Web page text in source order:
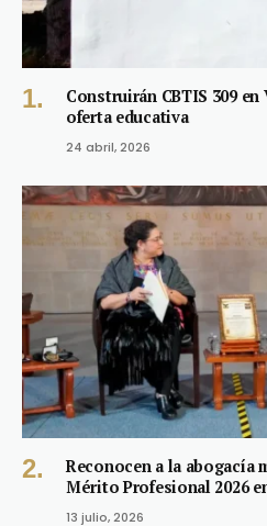
Construirán CBTIS 309
oferta educativa
24 abril, 2026
Reconocen a la abogacía
Mérito Profesional 2026
13 julio, 2026